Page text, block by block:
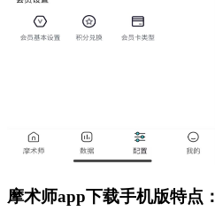
摩术师app下载手机版特点：